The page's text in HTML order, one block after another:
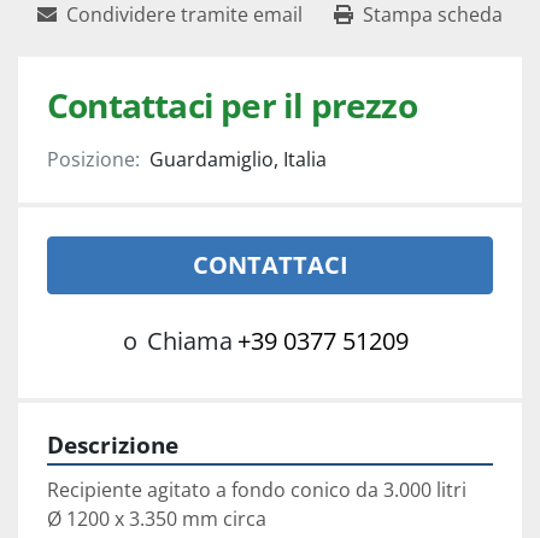
Condividere tramite email Stampa scheda
Contattaci per il prezzo
Posizione: Guardamiglio, Italia
CONTATTACI
o Chiama +39 0377 51209
Descrizione
Recipiente agitato a fondo conico da 3.000 litri
Ø 1200 x 3.350 mm circa